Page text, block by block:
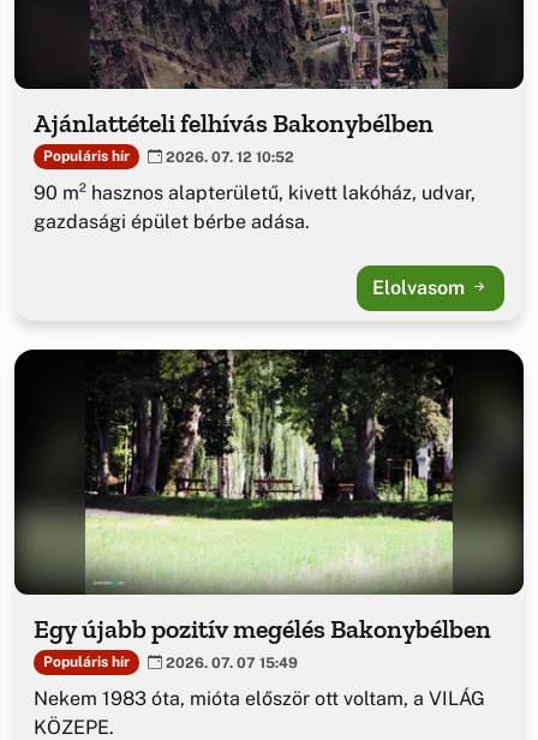
Ajánlattételi felhívás Bakonybélben
Populáris hír 2026. 07. 12 10:52
90 m² hasznos alapterületű, kivett lakóház, udvar,
gazdasági épület bérbe adása.
Elolvasom
Egy újabb pozitív megélés Bakonybélben
Populáris hír 2026. 07. 07 15:49
Nekem 1983 óta, mióta először ott voltam, a VILÁG
KÖZEPE.